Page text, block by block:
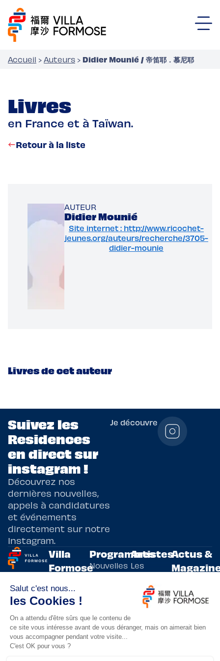
Accueil › Auteurs › Didier Mounié / 帝笛耶．慕尼耶
Livres
en France et à Taïwan.
Retour à la liste
AUTEUR
Didier Mounié
Site internet : http://www.ricochet-
jeunes.org/auteurs/recherche/3705-
didier-mounie
Livres de cet auteur
Suivez les
Residences
en direct sur
instagram !
Découvrez nos
dernières nouvelles,
appels à candidatures
et événements
directement sur notre
Instagram.
Je découvre
Programmes
de
résidences
artistiques
bilatérales,
entre la
France et
Taïwan.
Villa
Formose
Adoptez
un artiste
Lieux de
résidence
Programmes
Nouvelles
écritures
Arts
vivants
innovants
Artistes
Les
artistes
résidents
Evènements
Actus &
actualités